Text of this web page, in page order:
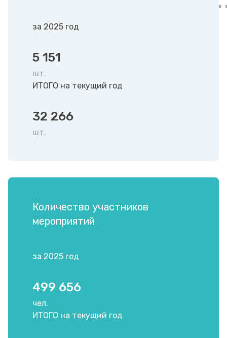
за 2025 год
5 151
шт.
ИТОГО на текущий год
32 266
шт.
Количество участников
мероприятий
за 2025 год
499 656
чел.
ИТОГО на текущий год